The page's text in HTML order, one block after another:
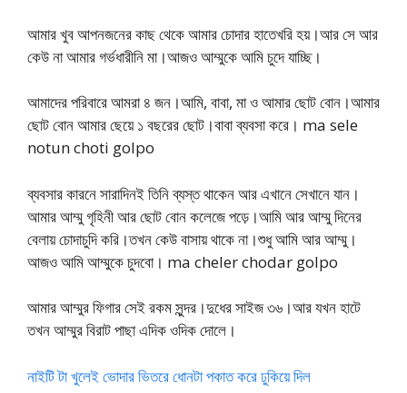
আমার খুব আপনজনের কাছ থেকে আমার চোদার হাতেখরি হয়।আর সে আর
কেউ না আমার গর্ভধারীনি মা।আজও আম্মুকে আমি চুদে যাচ্ছি।
আমাদের পরিবারে আমরা ৪ জন।আমি, বাবা, মা ও আমার ছোট বোন।আমার
ছোট বোন আমার ছেয়ে ১ বছরের ছোট।বাবা ব্যবসা করে। ma sele
notun choti golpo
ব্যবসার কারনে সারাদিনই তিনি ব্যস্ত থাকেন আর এখানে সেখানে যান।
আমার আম্মু গৃহিনী আর ছোট বোন কলেজে পড়ে।আমি আর আম্মু দিনের
বেলায় চোদাচুদি করি।তখন কেউ বাসায় থাকে না।শুধু আমি আর আম্মু।
আজও আমি আম্মুকে চুদবো। ma cheler chodar golpo
আমার আম্মুর ফিগার সেই রকম সুন্দর।দুধের সাইজ ৩৬।আর যখন হাটে
তখন আম্মুর বিরাট পাছা এদিক ওদিক দোলে।
নাইটি টা খুলেই ভোদার ভিতরে ধোনটা পকাত করে ঢুকিয়ে দিল